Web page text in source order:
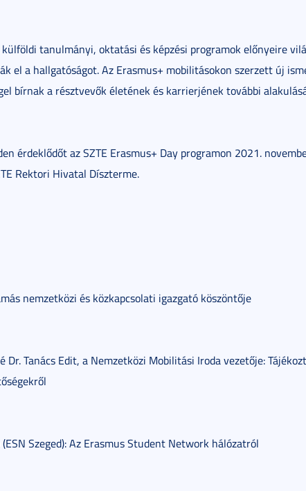
tanulmányi, oktatási és képzési programok előnyeire
el a hallgatóságot. Az Erasmus+ mobilitásokon szerzett új
bírnak a résztvevők életének és karrierjének további
érdeklődőt az SZTE Erasmus+ Day programon 2021.
Rektori Hivatal Díszterme.
nemzetközi és közkapcsolati igazgató köszöntője
Dr. Tanács Edit, a Nemzetközi Mobilitási Iroda vezetője:
(ESN Szeged): Az Erasmus Student Network hálózatról